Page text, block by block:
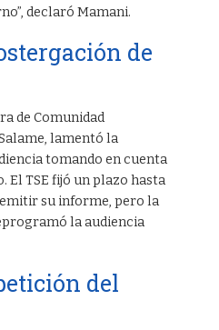
declaró Mamani.
de
de Comunidad
lamentó la
tomando en cuenta
El TSE fijó un plazo hasta
su informe, pero la
la audiencia
del